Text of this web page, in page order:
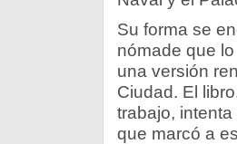
Su forma se
nómade que
una versión
Ciudad. El
trabajo,
que marcó a